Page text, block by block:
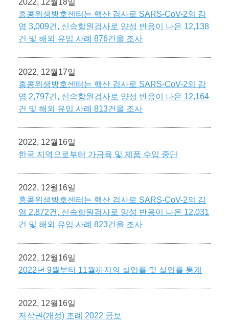
2022, 12월18일
홍콩위생방호센터는 핵산 검사로 SARS-CoV-2의 감
염 3,009건, 신속항원검사로 양성 반응이 나온 12,138
건 및 해외 유입 사례 876건을 조사
2022, 12월17일
홍콩위생방호센터는 핵산 검사로 SARS-CoV-2의 감
염 2,797건, 신속항원검사로 양성 반응이 나온 12,164
건 및 해외 유입 사례 813건을 조사
2022, 12월16일
한국 지역으로부터 가금육 및 제품 수입 중단
2022, 12월16일
홍콩위생방호센터는 핵산 검사로 SARS-CoV-2의 감
염 2,872건, 신속항원검사로 양성 반응이 나온 12,031
건 및 해외 유입 사례 823건을 조사
2022, 12월16일
2022년 9월부터 11월까지의 실업률 및 실업률 통계
2022, 12월16일
저작권(개정) 조례 2022 공보